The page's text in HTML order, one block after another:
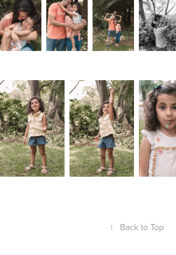
↑ Back to Top